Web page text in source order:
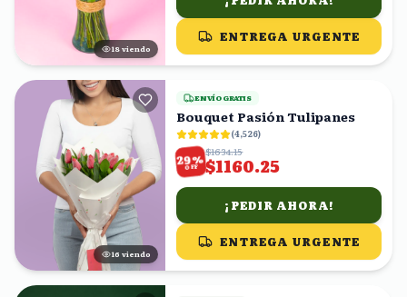
19 viendo
ENTREGA URGENTE
15 viendo
ENVÍO GRATIS
Bouquet Pasión Tulipanes
(4,526)
29%
OFF
$1634.15
$1160.25
¡PEDIR AHORA!
ENTREGA URGENTE